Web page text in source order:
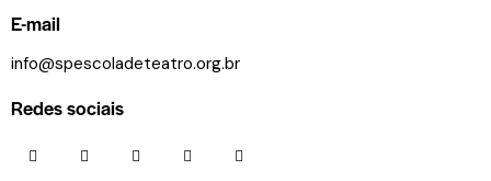
E-mail
info@spescoladeteatro.org.br
Redes sociais